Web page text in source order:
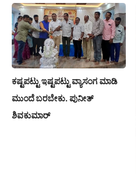
ಕಷ್ಟಪಟ್ಟು ಇಷ್ಟಪಟ್ಟು ವ್ಯಾಸಂಗ ಮಾಡಿ
ಮುಂದೆ ಬರಬೇಕು. ಪುನೀತ್
ಶಿವಕುಮಾರ್